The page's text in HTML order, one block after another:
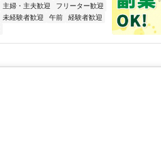
主婦・主夫歓迎
フリーター歓迎
未経験者歓迎 午前
経験者歓迎